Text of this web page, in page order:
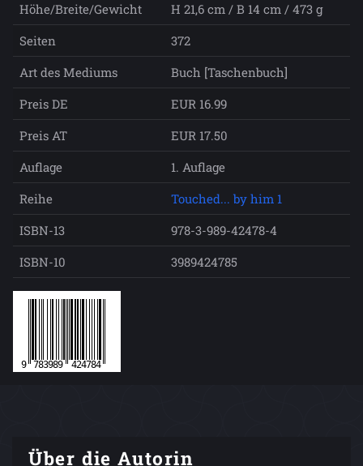
Höhe/Breite/Gewicht
H 21,6 cm / B 14 cm / 473 g
Seiten
372
Art des Mediums
Buch [Taschenbuch]
Preis DE
EUR 16.99
Preis AT
EUR 17.50
Auflage
1. Auflage
Reihe
Touched... by him 1
ISBN-13
978-3-989-42478-4
ISBN-10
3989424785
Über die Autorin